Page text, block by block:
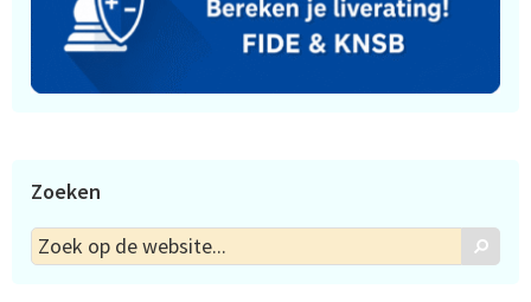
Zoeken
Zoek
op
Zoek